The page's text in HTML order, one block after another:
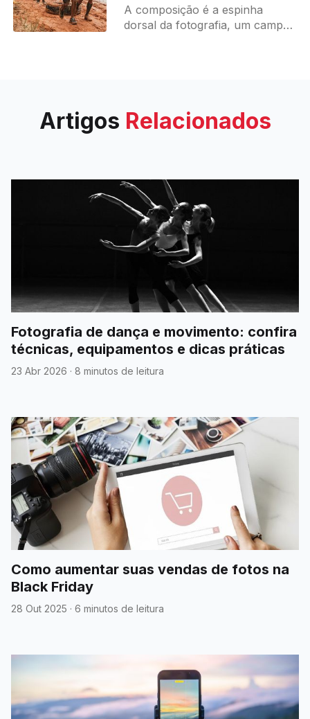
A composição é a espinha
dorsal da fotografia, um campo
Artigos Relacionados
Fotografia de dança e movimento: confira
técnicas, equipamentos e dicas práticas
23 Abr 2026 · 8 minutos de leitura
Como aumentar suas vendas de fotos na
Black Friday
28 Out 2025 · 6 minutos de leitura